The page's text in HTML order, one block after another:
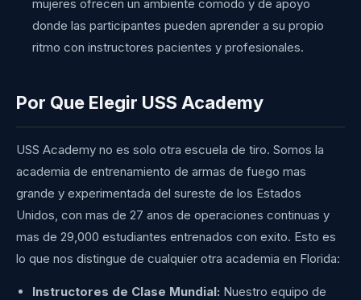
mujeres ofrecen un ambiente comodo y de apoyo
donde las participantes pueden aprender a su propio
ritmo con instructores pacientes y profesionales.
Por Que Elegir USS Academy
USS Academy no es solo otra escuela de tiro. Somos la
academia de entrenamiento de armas de fuego mas
grande y experimentada del sureste de los Estados
Unidos, con mas de 27 anos de operaciones continuas y
mas de 29,000 estudiantes entrenados con exito. Esto es
lo que nos distingue de cualquier otra academia en Florida:
Instructores de Clase Mundial: Nuestro equipo de